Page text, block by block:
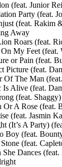
(feat. Junior
Party (feat.
(feat. Rakim
Away
Roars (feat.
My Feet (feat.
or Pain (feat.
(feat.
The Man
Alive (feat.
(feat. Shaggy)
A Rose (feat.
(feat. Jasmin
(It’s A Party)
Boy (feat.
(feat.
Dances (feat.